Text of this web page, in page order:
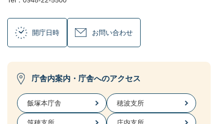
開庁日時 お問い合わせ
庁舎内案内・庁舎へのアクセス
飯塚本庁舎 穂波支所
筑穂支所 庄内支所